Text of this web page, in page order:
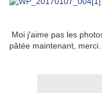
Moi j'aime pas les
pâtée maintenant, merci.